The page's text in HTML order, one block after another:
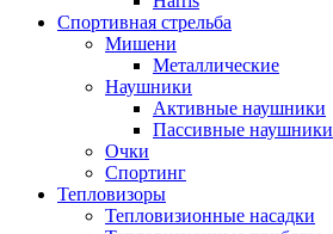
Спортивная стрельба
Мишени
Металлические
Наушники
Активные наушники
Пассивные наушники
Очки
Спортинг
Тепловизоры
Тепловизионные насадки